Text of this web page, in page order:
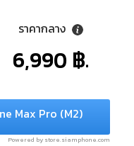
ราคากลาง
6,990 ฿.
Max Pro (M2)
Powered by store.siamphone.com